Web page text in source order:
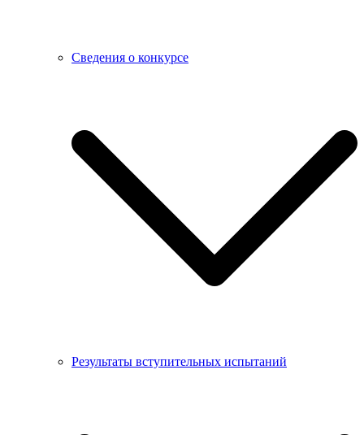
Сведения о конкурсе
Результаты вступительных испытаний